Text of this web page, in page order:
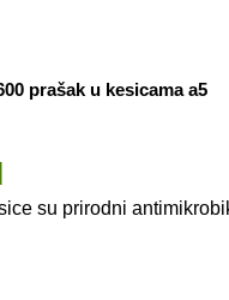
prašak u kesicama a5
su prirodni